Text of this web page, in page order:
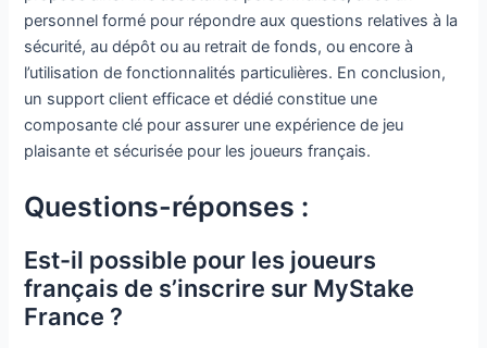
personnel formé pour répondre aux questions relatives à la
sécurité, au dépôt ou au retrait de fonds, ou encore à
l’utilisation de fonctionnalités particulières. En conclusion,
un support client efficace et dédié constitue une
composante clé pour assurer une expérience de jeu
plaisante et sécurisée pour les joueurs français.
Questions-réponses :
Est-il possible pour les joueurs
français de s’inscrire sur MyStake
France ?